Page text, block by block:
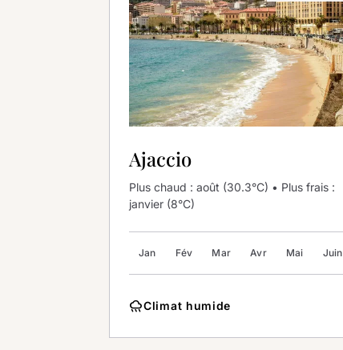
Ajaccio
Plus chaud : août (30.3°C) • Plus frais :
janvier (8°C)
Jan Fév Mar Avr Mai Juin
rainyClimat humide